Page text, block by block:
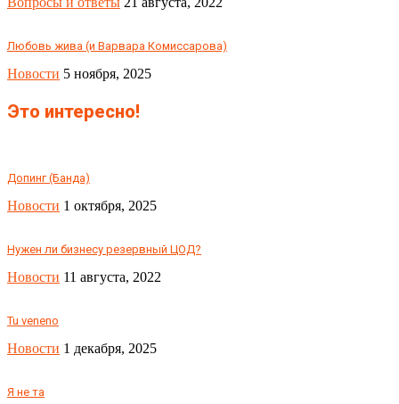
Любовь жива (и Варвара Комиссарова)
Новости 5 ноября, 2025
Это интересно!
Допинг (Банда)
Новости 1 октября, 2025
Нужен ли бизнесу резервный ЦОД?
Новости 11 августа, 2022
Tu veneno
Новости 1 декабря, 2025
Я не та